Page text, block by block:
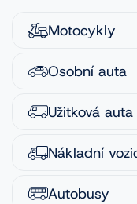
Motocykly
Osobní auta
Užitková auta
Nákladní
Autobusy